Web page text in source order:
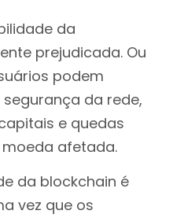
da
prejudicada. Ou
podem
da rede,
e quedas
afetada.
da blockchain é
vez que os